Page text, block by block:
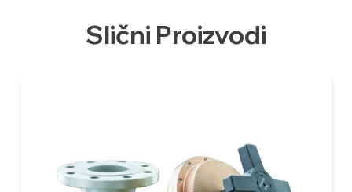
Slični Proizvodi